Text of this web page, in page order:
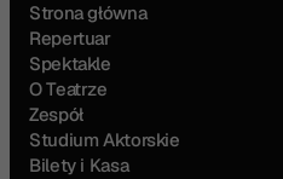
Strona główna
Repertuar
Spektakle
O Teatrze
Zespół
Studium Aktorskie
Bilety i Kasa